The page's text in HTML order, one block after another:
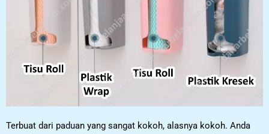
Terbuat dari paduan yang sangat kokoh, alasnya kokoh. Anda